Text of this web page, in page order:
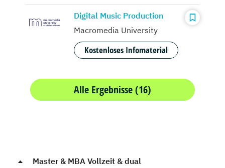
Digital Music Production
Macromedia University
Kostenloses Infomaterial
Alle Ergebnisse (16)
Master & MBA Vollzeit & dual